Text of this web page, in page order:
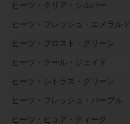
ヒーツ・クリア・シルバー
ヒーツ・フレッシュ・エメラルド
ヒーツ・フロスト・グリーン
ヒーツ・クール・ジェイド
ヒーツ・シトラス・グリーン
ヒーツ・フレッシュ・パープル
ヒーツ・ピュア・ティーク